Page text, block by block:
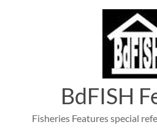
BdFISH
Fisheries Features special